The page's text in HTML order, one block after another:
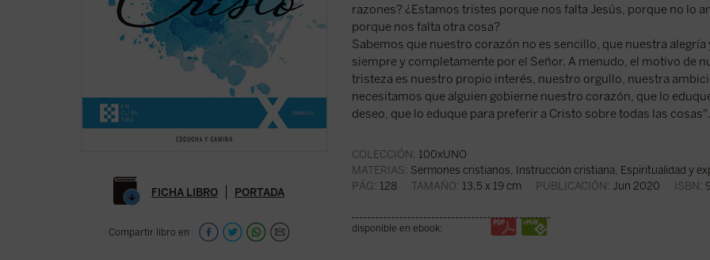
FICHA LIBRO PORTADA
Compartir libro en
razones? ¿Estamos tristes porque nos falta Jesús, porque no lo
porque nos falta otra cosa?
Sabemos que nuestro corazón no es sencillo, que nuestra
siempre y completamente por el Señor. A menudo, el motivo de
tristeza es nuestro propio interés, nuestro orgullo, nuestra
necesitamos que alguien gobierne nuestro corazón, que lo
deseo, que lo eduque para preferir a Cristo sobre todas las cosas".
COLECCIÓN: 100xUNO
MATERIAS: Sermones cristianos Instrucción cristiana, Espiritualidad y
PÁG: 128 TAMAÑO: 13,5 x 19 cm PUBLICACIÓN: Jun 2020 ISBN:
disponible en ebook: